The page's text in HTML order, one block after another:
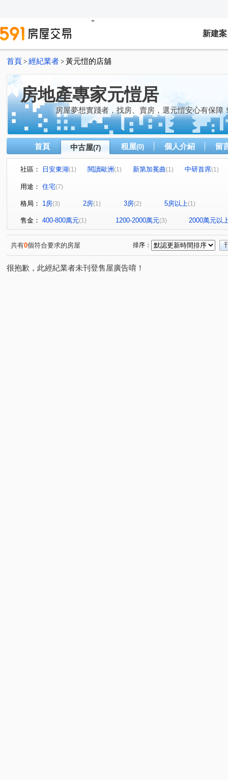
新建案
首頁 > 經紀業者 > 黃元愷的店舖
房地產專家元愷居
房屋夢想實踐者，找房、賣房，選元愷安心有保障
首頁 中古屋(7) 租屋(0) 個人介紹 留
社區： 日安東湖(1) 閱讀歐洲(1) 新第加冕曲(1) 中研首席(1)
康樂街
用途： 住宅(7)
格局： 1房(3) 2房(1) 3房(2) 5房以上(1)
售金： 400-800萬元(1) 1200-2000萬元(3) 2000萬元以
共有0個符合要求的房屋 排序：
很抱歉，此經紀業者未刊登售屋廣告唷！